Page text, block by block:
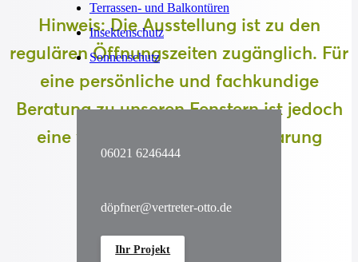
Terrassen- und Balkontüren
Insektenschutz
Sonnenschutz
06021 6246444
döpfner@vertreter-otto.de
Ihr Projekt
Hinweis:Die Ausstellung ist zu den
regulären Öffnungszeiten zugänglich. Für
eine persönliche und fachkundige
Beratung zu unseren Fenstern ist jedoch
eine vorherige Terminvereinbarung
Termin vereinbaren